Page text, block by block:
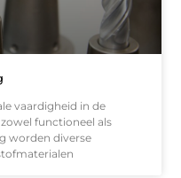
vaardigheid in de
functioneel als
worden diverse